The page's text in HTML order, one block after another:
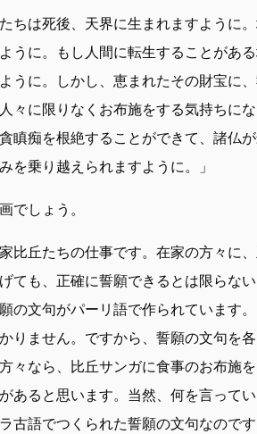
ちは死後、天界に生まれますように
うに。もし人間に転生することがあ
うに。しかし、恵まれたその財宝に
々に限りなくお布施をする気持ちに
瞋痴を根絶することができて、諸仏
を乗り越えられますように。」
でしょう。
比丘たちの仕事です。在家の方々に
ても、正確に誓願できるとは限らな
の文句がパーリ語で作られています
りません。ですから、誓願の文句を
々なら、比丘サンガに食事のお布施
あると思います。当然、何を言って
古語でつくられた誓願の文句なので